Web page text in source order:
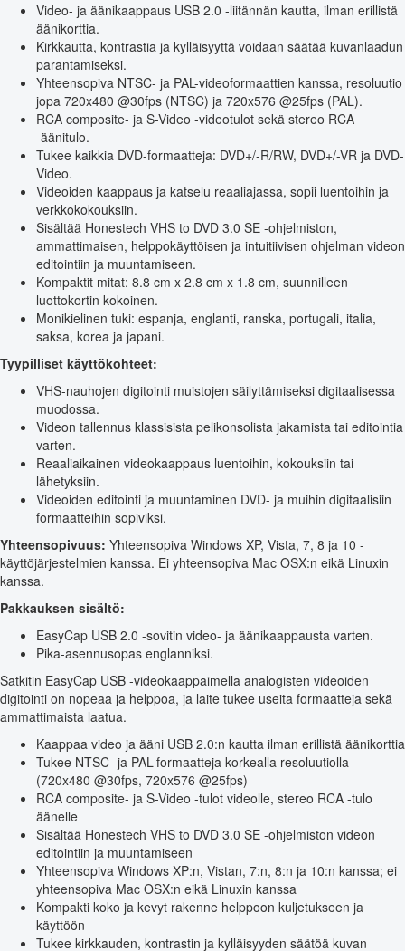
Video- ja äänikaappaus USB 2.0 -liitännän kautta, ilman erillistä
äänikorttia.
Kirkkautta, kontrastia ja kylläisyyttä voidaan säätää kuvanlaadun
parantamiseksi.
Yhteensopiva NTSC- ja PAL-videoformaattien kanssa, resoluutio
jopa 720x480 @30fps (NTSC) ja 720x576 @25fps (PAL).
RCA composite- ja S-Video -videotulot sekä stereo RCA
-äänitulo.
Tukee kaikkia DVD-formaatteja: DVD+/-R/RW, DVD+/-VR ja DVD-
Video.
Videoiden kaappaus ja katselu reaaliajassa, sopii luentoihin ja
verkkokokouksiin.
Sisältää Honestech VHS to DVD 3.0 SE -ohjelmiston,
ammattimaisen, helppokäyttöisen ja intuitiivisen ohjelman videon
editointiin ja muuntamiseen.
Kompaktit mitat: 8.8 cm x 2.8 cm x 1.8 cm, suunnilleen
luottokortin kokoinen.
Monikielinen tuki: espanja, englanti, ranska, portugali, italia,
saksa, korea ja japani.
Tyypilliset käyttökohteet:
VHS-nauhojen digitointi muistojen säilyttämiseksi digitaalisessa
muodossa.
Videon tallennus klassisista pelikonsolista jakamista tai editointia
varten.
Reaaliaikainen videokaappaus luentoihin, kokouksiin tai
lähetyksiin.
Videoiden editointi ja muuntaminen DVD- ja muihin digitaalisiin
formaatteihin sopiviksi.
Yhteensopivuus: Yhteensopiva Windows XP, Vista, 7, 8 ja 10 -
käyttöjärjestelmien kanssa. Ei yhteensopiva Mac OSX:n eikä Linuxin
kanssa.
Pakkauksen sisältö:
EasyCap USB 2.0 -sovitin video- ja äänikaappausta varten.
Pika-asennusopas englanniksi.
Satkitin EasyCap USB -videokaappaimella analogisten videoiden
digitointi on nopeaa ja helppoa, ja laite tukee useita formaatteja sekä
ammattimaista laatua.
Kaappaa video ja ääni USB 2.0:n kautta ilman erillistä äänikorttia
Tukee NTSC- ja PAL-formaatteja korkealla resoluutiolla
(720x480 @30fps, 720x576 @25fps)
RCA composite- ja S-Video -tulot videolle, stereo RCA -tulo
äänelle
Sisältää Honestech VHS to DVD 3.0 SE -ohjelmiston videon
editointiin ja muuntamiseen
Yhteensopiva Windows XP:n, Vistan, 7:n, 8:n ja 10:n kanssa; ei
yhteensopiva Mac OSX:n eikä Linuxin kanssa
Kompakti koko ja kevyt rakenne helppoon kuljetukseen ja
käyttöön
Tukee kirkkauden, kontrastin ja kylläisyyden säätöä kuvan